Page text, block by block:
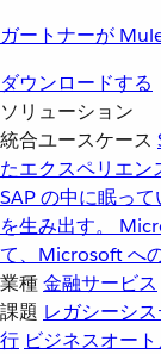
ガートナーが
ダウンロードする
ソリューション
統合ユースケース
たエクスペリエン
SAP の中に眠っ
を生み出す。
て、Microsoft へ
業種金融サービス
課題 レガシーシ
行 ビジネスオー